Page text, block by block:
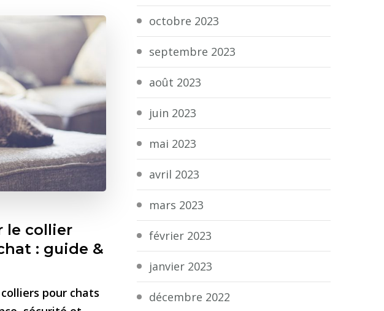
le collier
: guide &
pour chats
octobre 2023
septembre 2023
août 2023
juin 2023
mai 2023
avril 2023
mars 2023
février 2023
janvier 2023
décembre 2022